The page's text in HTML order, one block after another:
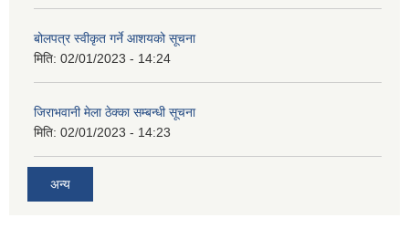
बोलपत्र स्वीकृत गर्ने आशयको सूचना
मिति: 02/01/2023 - 14:24
जिराभवानी मेला ठेक्का सम्बन्धी सूचना
मिति: 02/01/2023 - 14:23
अन्य